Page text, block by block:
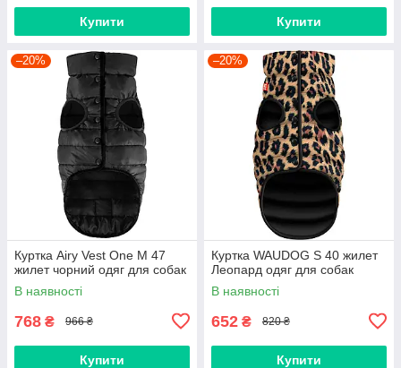
Купити Купити
–20%
Куртка Airy Vest One M 47
жилет чорний одяг для собак
В наявності
768 ₴ 966 ₴
Купити
–20%
Куртка WAUDOG S 40 жилет
Леопард одяг для собак
В наявності
652 ₴ 820 ₴
Купити